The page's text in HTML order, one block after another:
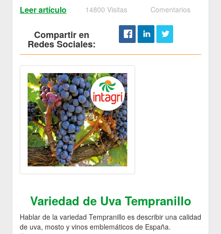
Leer artículo 14800 Visitas Comentarios
Compartir en
Redes Sociales:
Variedad de Uva Tempranillo
Hablar de la variedad Tempranillo es describir una calidad
de uva, mosto y vinos emblemáticos de España.